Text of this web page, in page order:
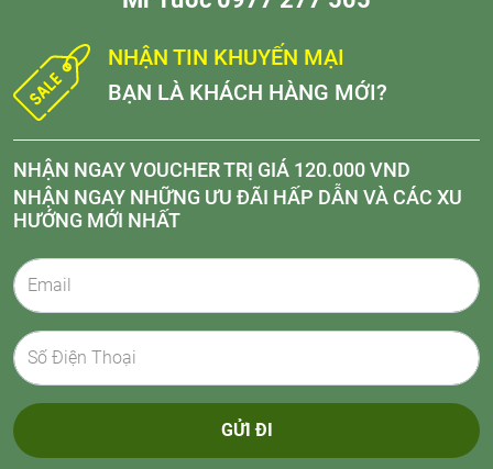
NHẬN TIN KHUYẾN MẠI
BẠN LÀ KHÁCH HÀNG MỚI?
NHẬN NGAY VOUCHER TRỊ GIÁ 120.000 VND
NHẬN NGAY NHỮNG ƯU ĐÃI HẤP DẪN VÀ CÁC XU
HƯỚNG MỚI NHẤT
GỬI ĐI